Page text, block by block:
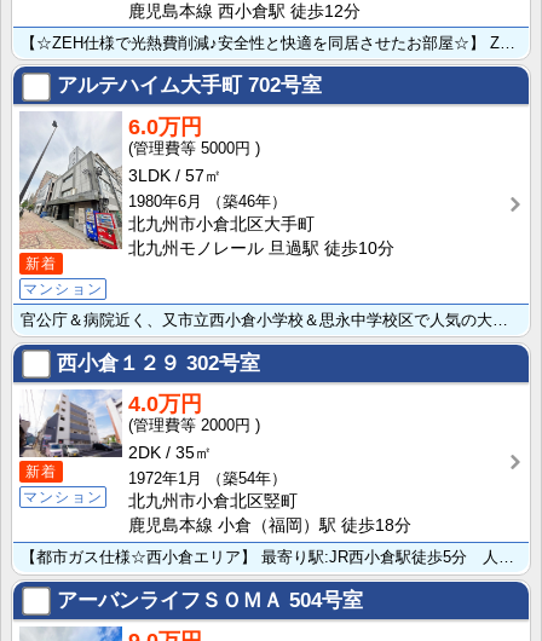
鹿児島本線 西小倉駅 徒歩12分
アルテハイム大手町 702号室
新着
マンション
6.0万円
5000円
3LDK
57㎡
1980年6月
（築46年）
北九州市小倉北区大手町
北九州モノレール 旦過駅 徒歩10分
西小倉１２９ 302号室
新着
マンション
4.0万円
2000円
2DK
35㎡
1972年1月
（築54年）
北九州市小倉北区竪町
鹿児島本線 小倉（福岡）駅 徒歩18分
アーバンライフＳＯＭＡ 504号室